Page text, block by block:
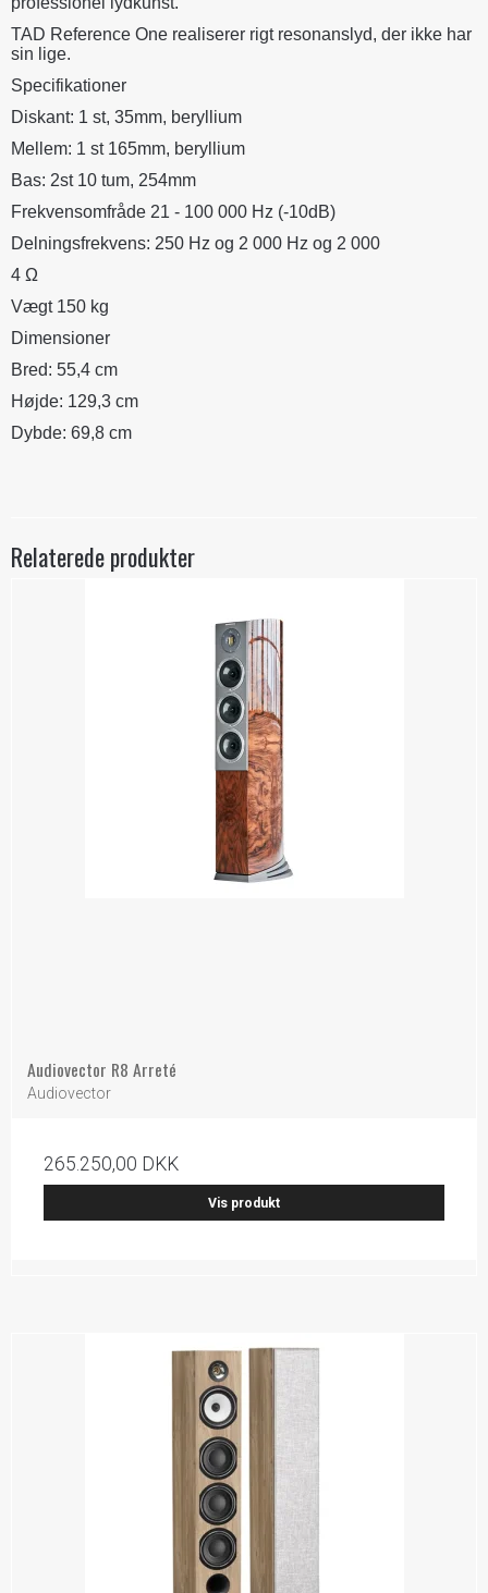
TAD Reference One realiserer rigt resonanslyd, der ikke har
sin lige.
Specifikationer
Diskant: 1 st, 35mm, beryllium
Mellem: 1 st 165mm, beryllium
Bas: 2st 10 tum, 254mm
Frekvensomfråde 21 - 100 000 Hz (-10dB)
Delningsfrekvens: 250 Hz og 2 000 Hz og 2 000
4 Ω
Vægt 150 kg
Dimensioner
Bred: 55,4 cm
Højde: 129,3 cm
Dybde: 69,8 cm
Relaterede produkter
Audiovector R8 Arreté
Audiovector
265.250,00 DKK
Vis produkt